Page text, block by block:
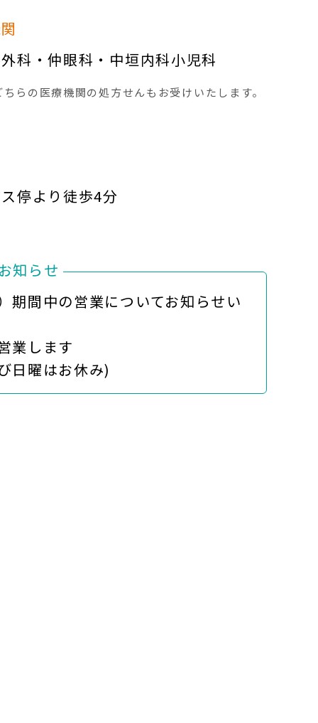
科・仲眼科・中垣内科小児科
らの医療機関の処方せんもお受けいたします。
停より徒歩4分
知らせ
期間中の営業についてお知らせい
業します
日曜はお休み)